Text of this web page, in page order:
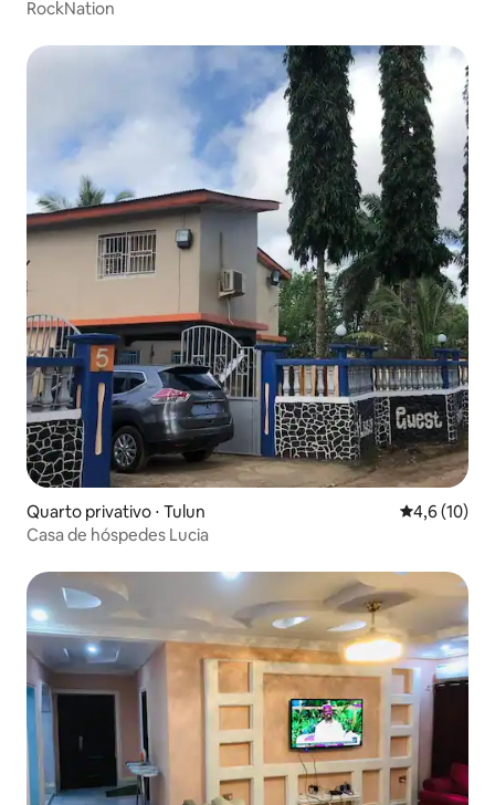
RockNation
Quarto privativo ⋅ Tulun 4,6 de uma
4,6 (10)
Casa de hóspedes Lucia